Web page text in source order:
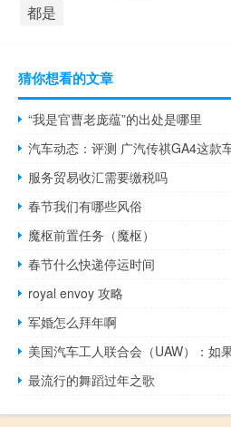
都是
猜你想看的文章
“我是官曹老庞蕴”的出处是哪里
服务贸易收汇需要缴税吗
春节我们有哪些风俗
魔枢前置任务（魔枢）
春节什么快递停运时间
royal envoy 攻略
军婚怎么拜年啊
最流行的舞蹈过年之歌